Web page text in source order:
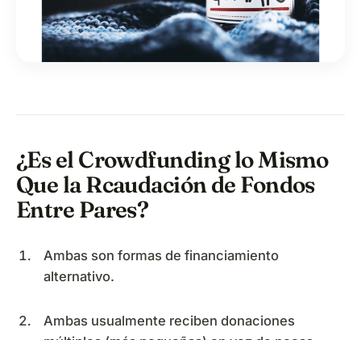
¿Es el Crowdfunding lo Mismo
Que la Rcaudación de Fondos
Entre Pares?
Ambas son formas de financiamiento
alternativo.
Ambas usualmente reciben donaciones